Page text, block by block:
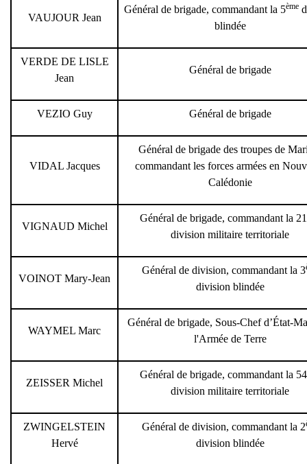
VAUJOUR Jean
Général de brigade, commandant la 5ème
blindée
VERDE DE LISLE
Jean
Général de brigade
VEZIO Guy Général de brigade
VIDAL Jacques
Général de brigade des troupes de
commandant les forces armées en
Calédonie
VIGNAUD Michel
Général de brigade, commandant la 21
division militaire territoriale
VOINOT Mary-Jean
Général de division, commandant la 3
division blindée
WAYMEL Marc
Général de brigade, Sous-Chef d’État-
l'Armée de Terre
ZEISSER Michel
Général de brigade, commandant la 54
division militaire territoriale
ZWINGELSTEIN
Hervé
Général de division, commandant la 2
division blindée